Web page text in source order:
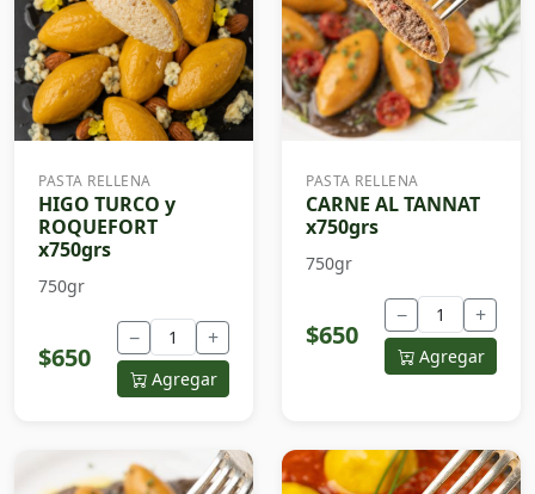
PASTA RELLENA
HIGO TURCO y
ROQUEFORT
x750grs
750gr
$650
− +
Agregar
PASTA RELLENA
CARNE AL TANNAT
x750grs
750gr
$650
− +
Agregar